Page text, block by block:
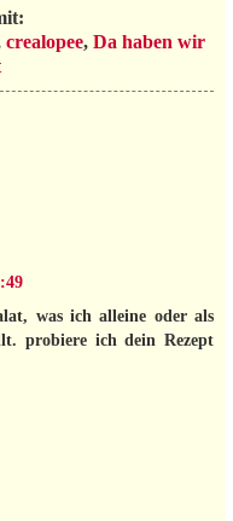
crealopee, Da haben wir
was ich alleine oder als
probiere ich dein Rezept